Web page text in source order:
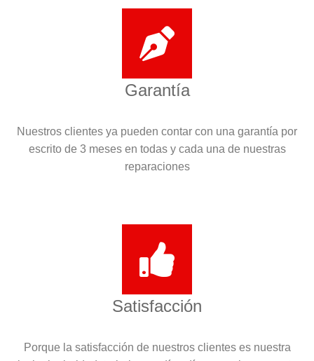
Garantía
Nuestros clientes ya pueden contar con una garantía por
escrito de 3 meses en todas y cada una de nuestras
reparaciones
Satisfacción
Porque la satisfacción de nuestros clientes es nuestra